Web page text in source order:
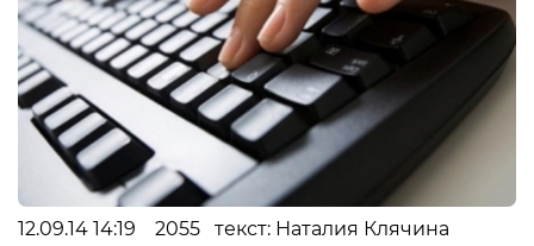
12.09.14 14:19 2055 текст: Наталия Клячина